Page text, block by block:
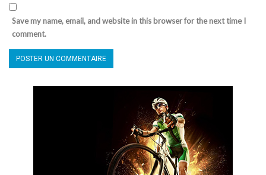
Save my name, email, and website in this browser for the next time I
comment.